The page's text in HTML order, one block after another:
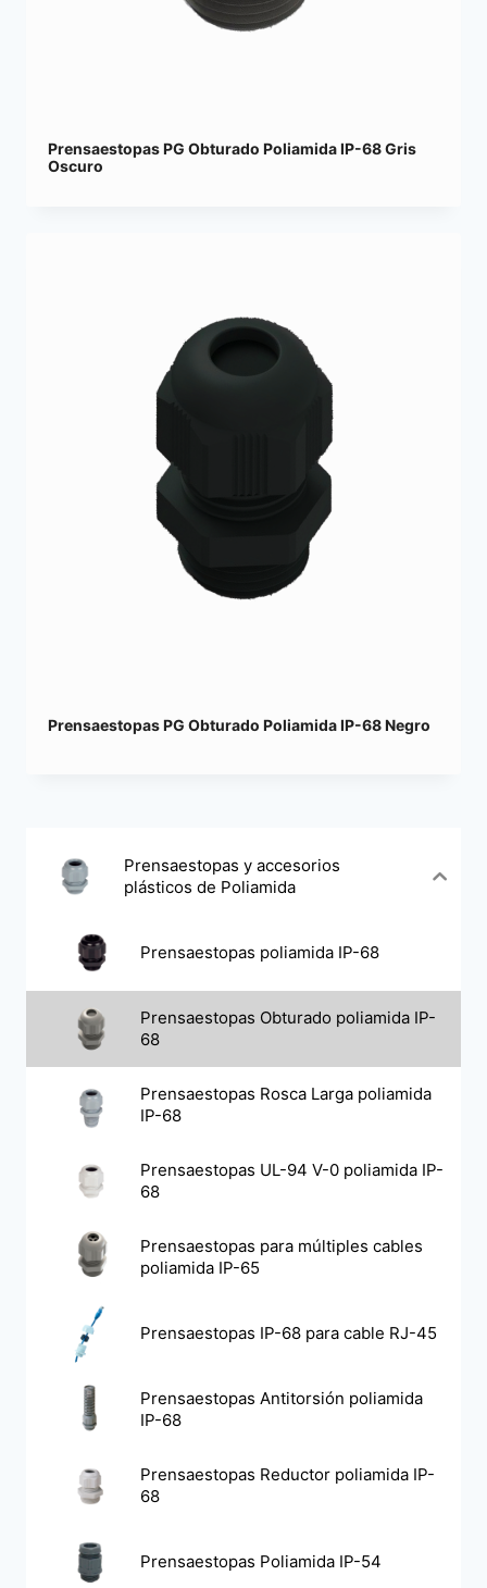
Prensaestopas y accesorios
plásticos de Poliamida
Prensaestopas poliamida IP-68
Prensaestopas Obturado poliamida IP-
68
Prensaestopas Rosca Larga poliamida
IP-68
Prensaestopas UL-94 V-0 poliamida IP-
68
Prensaestopas para múltiples cables
poliamida IP-65
Prensaestopas IP-68 para cable RJ-45
Prensaestopas Antitorsión poliamida
IP-68
Prensaestopas Reductor poliamida IP-
68
Prensaestopas Poliamida IP-54
Prensaestopas PG Obturado Poliamida IP-68 Gris
Oscuro
Prensaestopas PG Obturado Poliamida IP-68 Negro